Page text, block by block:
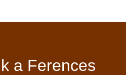
a Ferences